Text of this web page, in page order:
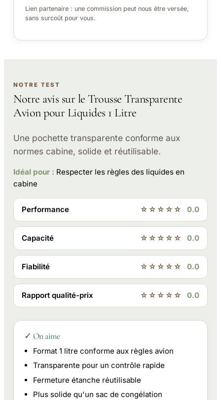
Lien partenaire : une commission peut nous être versée,
sans surcoût pour vous.
NOTRE TEST
Notre avis sur le Trousse Transparente
Avion pour Liquides 1 Litre
Une pochette transparente conforme aux
normes cabine, solide et réutilisable.
Idéal pour : Respecter les règles des liquides en
cabine
Performance ☆☆☆☆☆ 0.0
Capacité ☆☆☆☆☆ 0.0
Fiabilité ☆☆☆☆☆ 0.0
Rapport qualité-prix ☆☆☆☆☆ 0.0
✓ On aime
Format 1 litre conforme aux règles avion
Transparente pour un contrôle rapide
Fermeture étanche réutilisable
Plus solide qu'un sac de congélation